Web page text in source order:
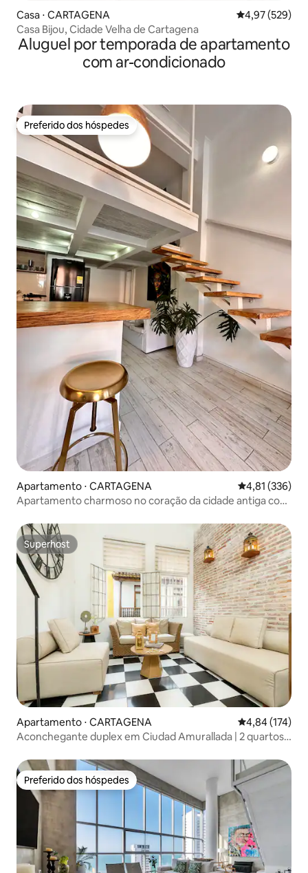
Casa ⋅ CARTAGENA 4,97 de uma
4,97 (529)
Casa Bijou, Cidade Velha de Cartagena
Aluguel por temporada de apartamento
com ar-condicionado
Preferido dos hóspedes
Preferido dos hóspedes
Apartamento ⋅ CARTAGENA 4,81 de uma
4,81 (336)
Apartamento charmoso no coração da cidade antiga com
Superhost
Superhost
Apartamento ⋅ CARTAGENA 4,84 de uma
4,84 (174)
Aconchegante duplex em Ciudad Amurallada | 2 quartos
Preferido dos hóspedes
Preferido dos hóspedes